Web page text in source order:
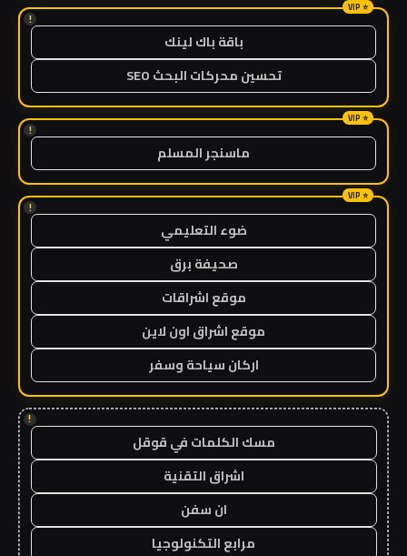
!
باقة باك لينك
تحسين محركات البحث SEO
!
ماسنجر المسلم
!
ضوء التعليمي
صحيفة برق
موقع اشراقات
موقع اشراق اون لاين
اركان سياحة وسفر
!
مسك الكلمات في قوقل
اشراق التقنية
ان سفن
مرابع التكنولوجيا